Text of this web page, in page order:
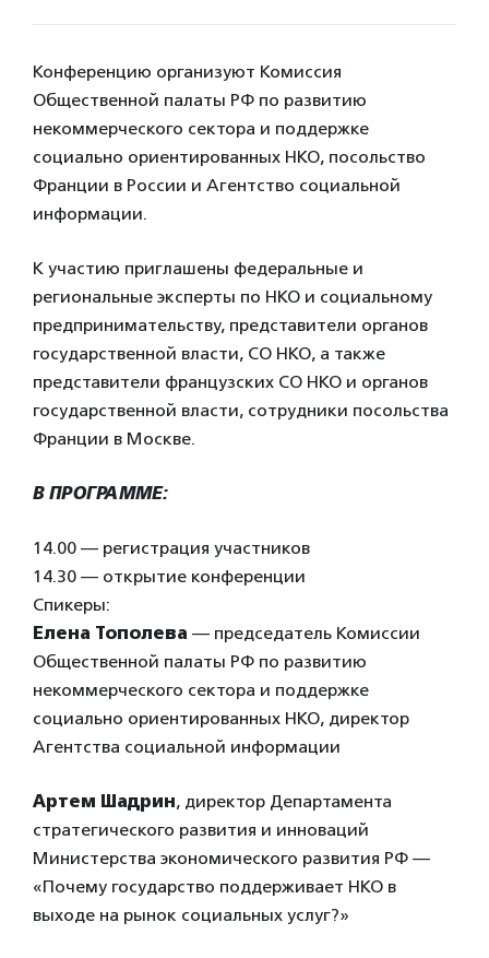
Конференцию организуют Комиссия
Общественной палаты РФ по развитию
некоммерческого сектора и поддержке
социально ориентированных НКО, посольство
Франции в России и Агентство социальной
информации.
К участию приглашены федеральные и
региональные эксперты по НКО и социальному
предпринимательству, представители органов
государственной власти, СО НКО, а также
представители французских СО НКО и органов
государственной власти, сотрудники посольства
Франции в Москве.
В ПРОГРАММЕ:
14.00 — регистрация участников
14.30 — открытие конференции
Спикеры:
Елена Тополева — председатель Комиссии
Общественной палаты РФ по развитию
некоммерческого сектора и поддержке
социально ориентированных НКО, директор
Агентства социальной информации
Артем Шадрин, директор Департамента
стратегического развития и инноваций
Министерства экономического развития РФ —
«Почему государство поддерживает НКО в
выходе на рынок социальных услуг?»